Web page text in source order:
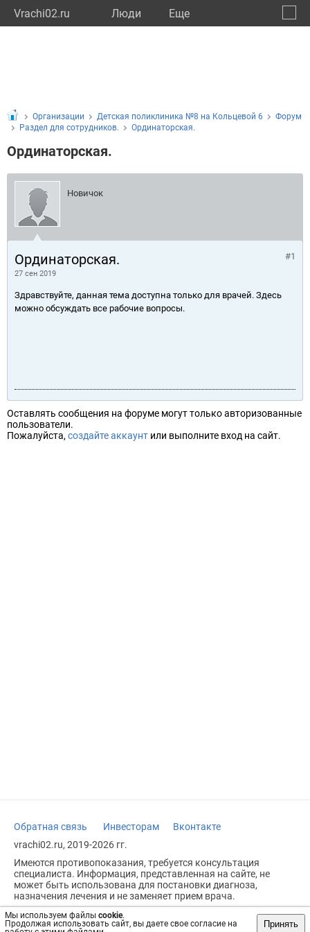
Vrachi02.ru Люди Eще
Мы используем файлы cookie.
Продолжая использовать сайт, вы даете свое согласие на
Принять
Организации Детская поликлиника №8 на Кольцевой 6
Форум
Раздел для сотрудников.
Ординаторская.
Ординаторская.
Новичок
Ординаторская.
27 сен 2019
#1
Здравствуйте, данная тема доступна только для врачей. Здесь
можно обсуждать все рабочие вопросы.
Оставлять сообщения на форуме могут только авторизованные
пользователи.
Пожалуйста, создайте аккаунт или выполните вход на сайт.
Обратная связь Инвесторам
Вконтакте
vrachi02.ru, 2019-2026 гг.
Имеются противопоказания, требуется консультация
специалиста. Информация, представленная на сайте, не
может быть использована для постановки диагноза,
назначения лечения и не заменяет прием врача.
Возрастное ограничение: 18+